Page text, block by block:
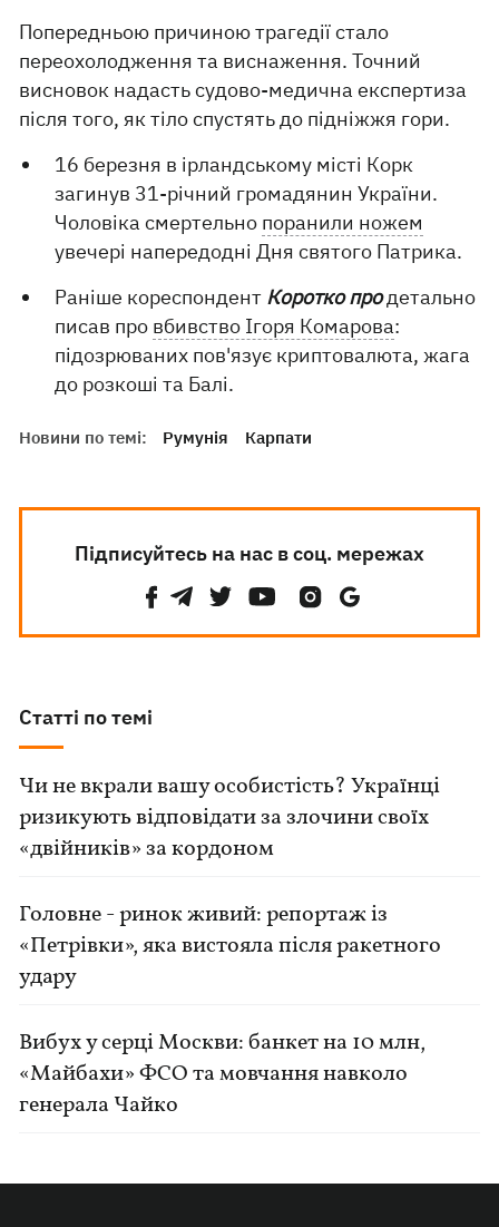
Попередньою причиною трагедії стало
переохолодження та виснаження. Точний
висновок надасть судово-медична експертиза
після того, як тіло спустять до підніжжя гори.
16 березня в ірландському місті Корк
загинув 31-річний громадянин України.
Чоловіка смертельно поранили ножем
увечері напередодні Дня святого Патрика.
Раніше кореспондент Коротко продетально
писав про вбивство Ігоря Комарова:
підозрюваних пов'язує криптовалюта, жага
до розкоші та Балі.
Новини по темі: Румунія Карпати
Підписуйтесь на нас в соц. мережах
Статті по темі
Чи не вкрали вашу особистість? Українці
ризикують відповідати за злочини своїх
«двійників» за кордоном
Головне - ринок живий: репортаж із
«Петрівки», яка вистояла після ракетного
удару
Вибух у серці Москви: банкет на 10 млн,
«Майбахи» ФСО та мовчання навколо
генерала Чайко